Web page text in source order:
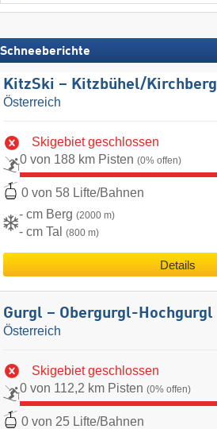
Schneeberichte
KitzSki – Kitzbühel/​Kirchberg
Österreich
Skigebiet geschlossen
0 von 188 km Pisten (0% offen)
0 von 58 Lifte/Bahnen
- cm Berg (2000 m)
- cm Tal (800 m)
Details
Gurgl – Obergurgl-Hochgurgl
Österreich
Skigebiet geschlossen
0 von 112,2 km Pisten (0% offen)
0 von 25 Lifte/Bahnen